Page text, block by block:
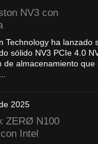
NV3 con
Technology ha lanzado
sólido NV3 PCIe 4.0
de almacenamiento que
2025
ZERØ N100
Intel